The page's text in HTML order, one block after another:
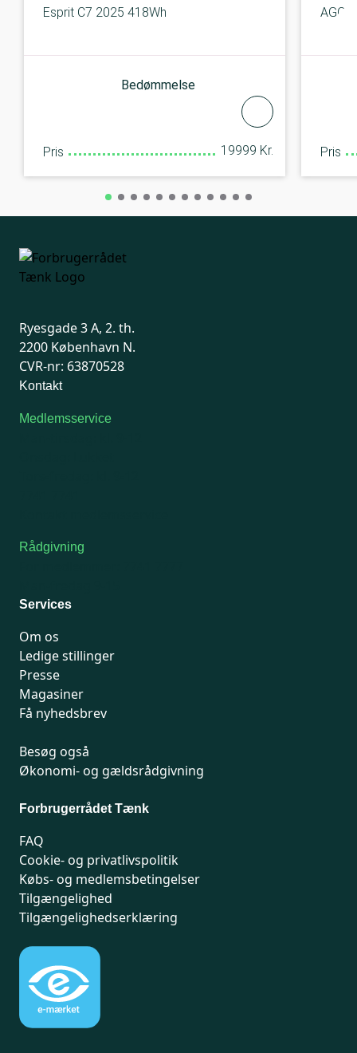
Esprit C7 2025 418Wh
Bedømmelse
Pris 19999 Kr.
AGO T
Pris
Ryesgade 3 A, 2. th.
2200 København N.
CVR-nr: 63870528
Kontakt
Medlemsservice
Rådgivning
Services
Om os
Ledige stillinger
Presse
Magasiner
Få nyhedsbrev
Besøg også
Økonomi- og gældsrådgivning
Forbrugerrådet Tænk
FAQ
Cookie- og privatlivspolitik
Købs- og medlemsbetingelser
Tilgængelighed
Tilgængelighedserklæring